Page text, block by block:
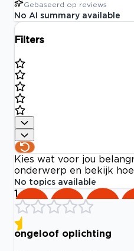
Gebaseerd op reviews
No AI summary available
Filters
Kies wat voor jou
onderwerp en bekijk
No topics available
1
ongeloof oplichting